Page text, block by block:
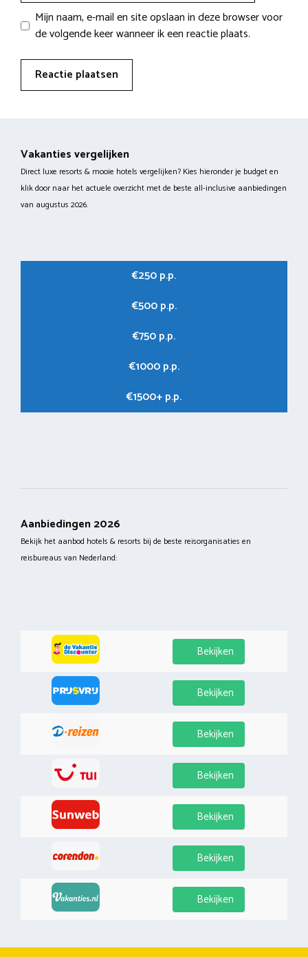
Mijn naam, e-mail en site opslaan in deze browser voor
de volgende keer wanneer ik een reactie plaats.
Vakanties vergelijken
Direct luxe resorts & mooie hotels vergelijken? Kies hieronder je budget en
klik door naar het actuele overzicht met de beste all-inclusive aanbiedingen
van augustus 2026.
€250 p.p.
€500 p.p.
€750 p.p.
€1000 p.p.
€1500+ p.p.
Aanbiedingen 2026
Bekijk het aanbod hotels & resorts bij de beste reisorganisaties en
reisbureaus van Nederland:
Bekijken
Bekijken
Bekijken
Bekijken
Bekijken
Bekijken
Bekijken